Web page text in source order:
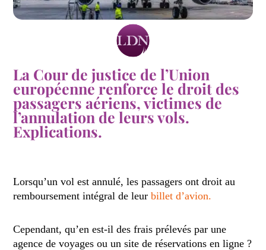
La Cour de justice de l’Union
européenne renforce le droit des
passagers aériens, victimes de
l’annulation de leurs vols.
Explications.
Lorsqu’un vol est annulé, les passagers ont droit au
remboursement intégral de leurbillet d’avion.
Cependant, qu’en est-il des frais prélevés par une
agence de voyages ou un site de réservations en ligne ?